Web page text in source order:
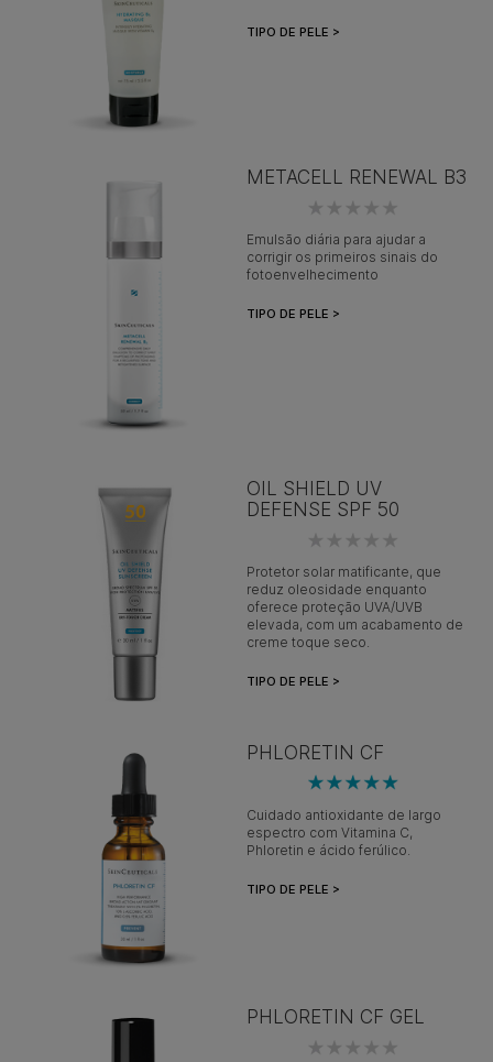
TIPO DE PELE >
METACELL RENEWAL B3
Emulsão diária para ajudar a
corrigir os primeiros sinais do
fotoenvelhecimento
TIPO DE PELE >
OIL SHIELD UV
DEFENSE SPF 50
Protetor solar matificante, que
reduz oleosidade enquanto
oferece proteção UVA/UVB
elevada, com um acabamento de
creme toque seco.
TIPO DE PELE >
PHLORETIN CF
Cuidado antioxidante de largo
espectro com Vitamina C,
Phloretin e ácido ferúlico.
TIPO DE PELE >
PHLORETIN CF GEL